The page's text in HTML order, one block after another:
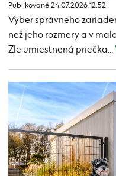
Publikované 24.07.2026 12:52
Výber správneho
než jeho rozmery a v
Zle umiestnená priečka...